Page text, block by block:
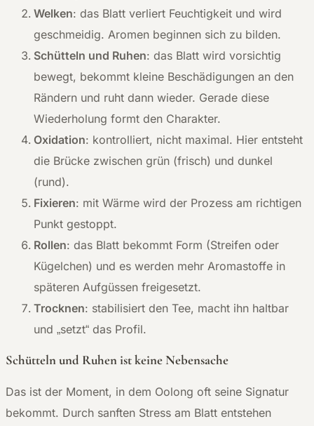
Welken: das Blatt verliert Feuchtigkeit und wird
geschmeidig. Aromen beginnen sich zu bilden.
Schütteln und Ruhen: das Blatt wird vorsichtig
bewegt, bekommt kleine Beschädigungen an den
Rändern und ruht dann wieder. Gerade diese
Wiederholung formt den Charakter.
Oxidation: kontrolliert, nicht maximal. Hier entsteht
die Brücke zwischen grün (frisch) und dunkel
(rund).
Fixieren: mit Wärme wird der Prozess am richtigen
Punkt gestoppt.
Rollen: das Blatt bekommt Form (Streifen oder
Kügelchen) und es werden mehr Aromastoffe in
späteren Aufgüssen freigesetzt.
Trocknen: stabilisiert den Tee, macht ihn haltbar
und „setzt“ das Profil.
Schütteln und Ruhen ist keine Nebensache
Das ist der Moment, in dem Oolong oft seine Signatur
bekommt. Durch sanften Stress am Blatt entstehen